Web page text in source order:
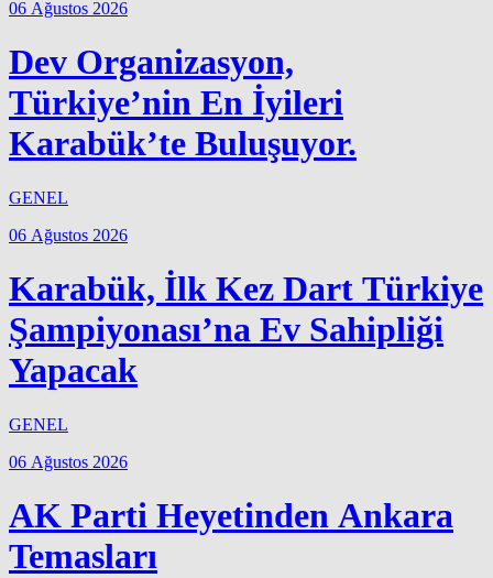
06 Ağustos 2026
Dev Organizasyon,
Türkiye’nin En İyileri
Karabük’te Buluşuyor.
GENEL
06 Ağustos 2026
Karabük, İlk Kez Dart Türkiye
Şampiyonası’na Ev Sahipliği
Yapacak
GENEL
06 Ağustos 2026
AK Parti Heyetinden Ankara
Temasları